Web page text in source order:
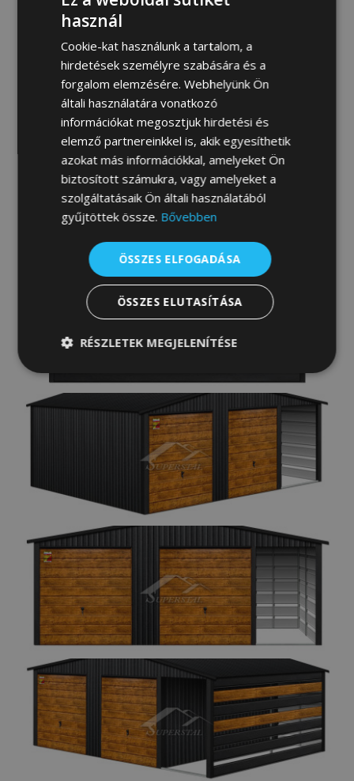
Fotógaléria:
használ
Cookie-kat használunk a tartalom, a
hirdetések személyre szabására és a
forgalom elemzésére. Webhelyünk Ön
általi használatára vonatkozó
információkat megosztjuk hirdetési és
elemző partnereinkkel is, akik egyesíthetik
azokat más információkkal, amelyeket Ön
biztosított számukra, vagy amelyeket a
szolgáltatásaik Ön általi használatából
gyűjtöttek össze. Bővebben
ÖSSZES ELFOGADÁSA
ÖSSZES ELUTASÍTÁSA
RÉSZLETEK MEGJELENÍTÉSE
szükséges
Funkcionalitás
Besorolatlan